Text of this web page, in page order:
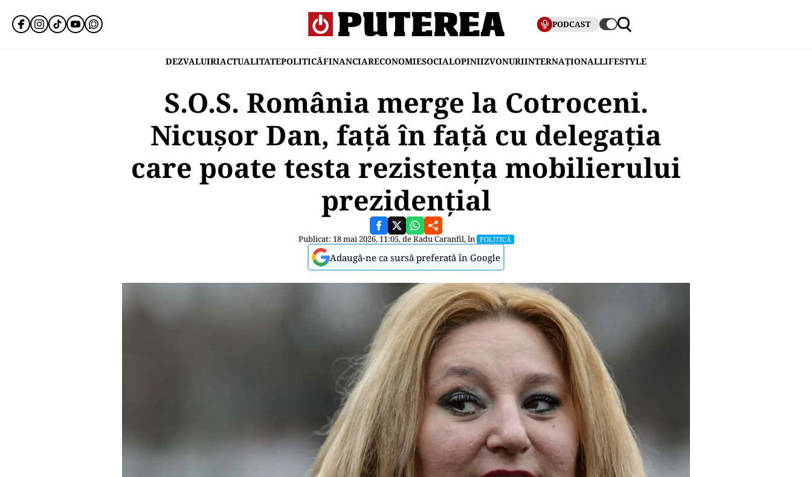
PODCAST
DEZVALUIRIACTUALITATEPOLITICĂFINANCIARECONOMIESOCIALOPINIIZVONURIINTERNAȚIONALLIFESTYLE
S.O.S. România merge la Cotroceni.
Nicușor Dan, față în față cu delegația
care poate testa rezistența mobilierului
prezidențial
Publicat: 18 mai 2026, 11:05, deRadu Caranfil, în POLITICĂ
Adaugă-ne ca sursă preferată în Google